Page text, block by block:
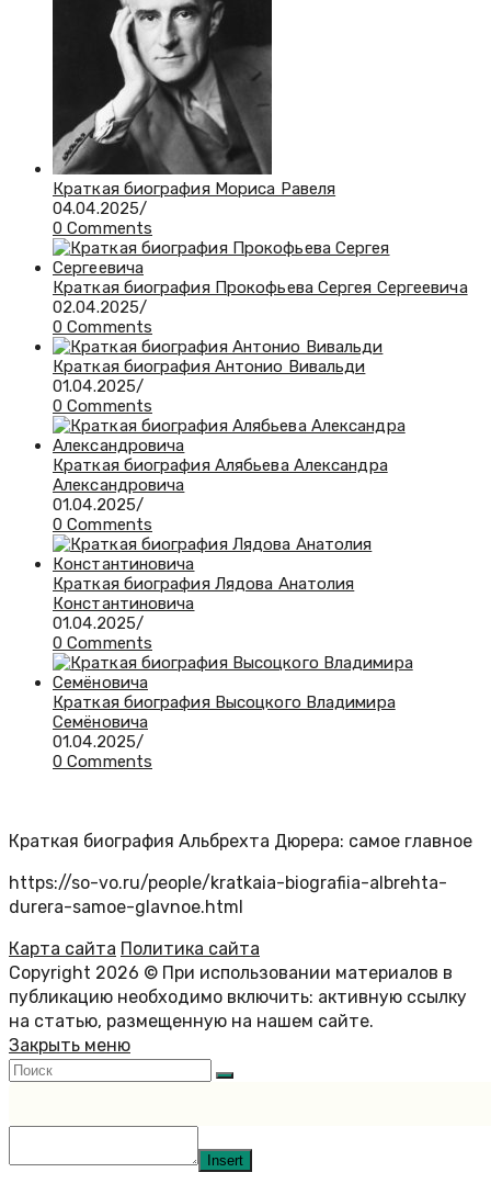
Краткая биография Мориса Равеля
04.04.2025/
0 Comments
Краткая биография Прокофьева Сергея Сергеевича
02.04.2025/
0 Comments
Краткая биография Антонио Вивальди
01.04.2025/
0 Comments
Краткая биография Алябьева Александра
Александровича
01.04.2025/
0 Comments
Краткая биография Лядова Анатолия
Константиновича
01.04.2025/
0 Comments
Краткая биография Высоцкого Владимира
Семёновича
01.04.2025/
0 Comments
Краткая биография Альбрехта Дюрера: самое главное
https://so-vo.ru/people/kratkaia-biografiia-albrehta-
durera-samoe-glavnoe.html
Карта сайта Политика сайта
Copyright 2026 © При использовании материалов в
публикацию необходимо включить: активную ссылку
на статью, размещенную на нашем сайте.
Закрыть меню
Insert